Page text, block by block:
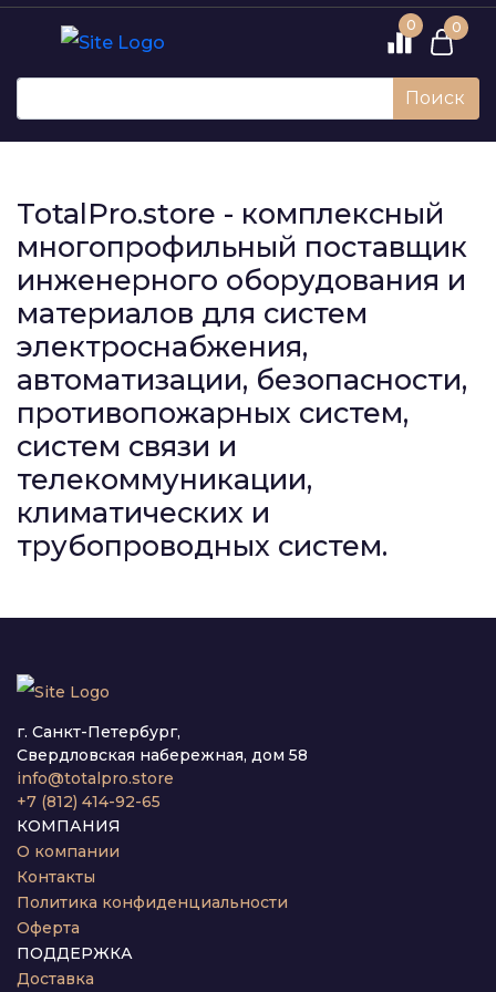
0 0
Поиск
TotalPro.store - комплексный
многопрофильный поставщик
инженерного оборудования и
материалов для систем
электроснабжения,
автоматизации, безопасности,
противопожарных систем,
систем связи и
телекоммуникации,
климатических и
трубопроводных систем.
г. Санкт-Петербург,
Свердловская набережная, дом 58
info@totalpro.store
+7 (812) 414-92-65
КОМПАНИЯ
О компании
Контакты
Политика конфиденциальности
Оферта
ПОДДЕРЖКА
Доставка